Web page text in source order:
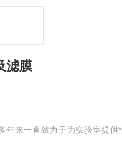
滤膜
年来一直致力于为实验室提供*
室分析仪器和消耗品及零配